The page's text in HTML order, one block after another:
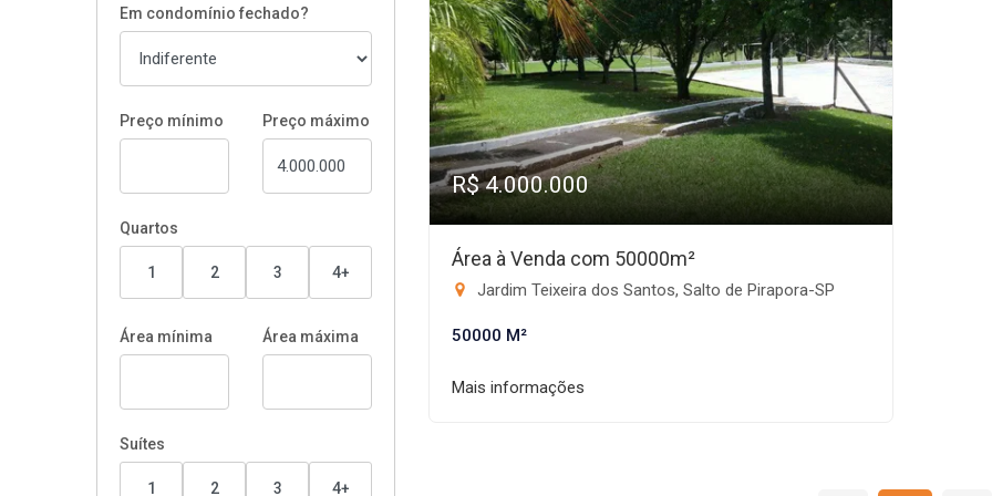
Em condomínio fechado?
Preço mínimo Preço máximo
Quartos
1 2 3 4+
Área mínima Área máxima
Suítes
1 2 3 4+
R$ 4.000.000
Área à Venda com 50000m²
Jardim Teixeira dos Santos, Salto de Pirapora-SP
50000 M²
Mais informações